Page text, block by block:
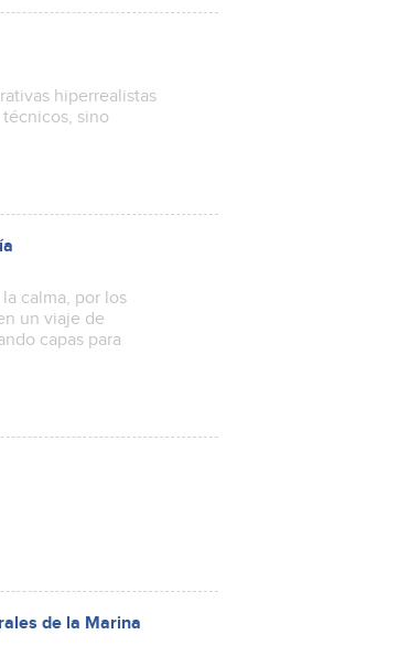
hiperrealistas
sino
calma, por los
un viaje de
capas para
de la Marina